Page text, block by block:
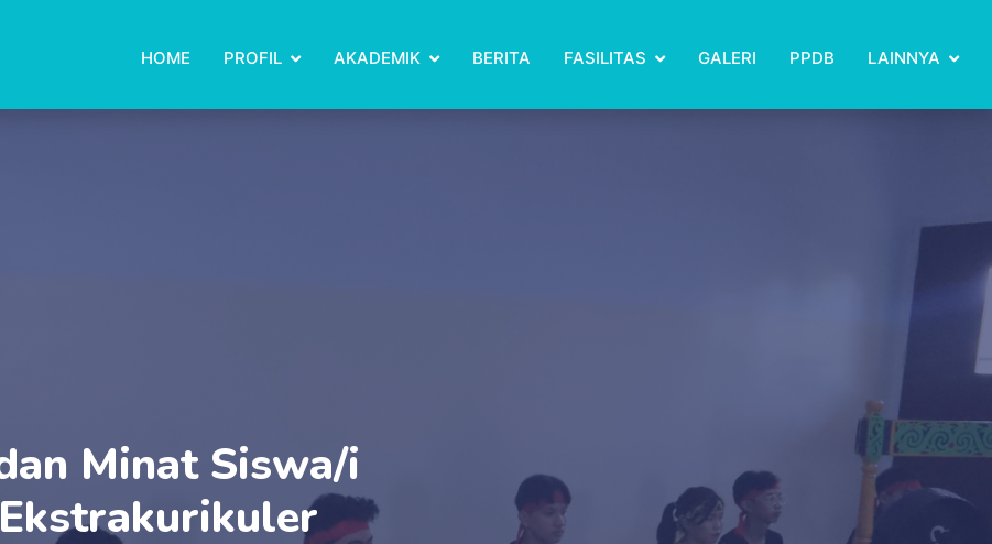
HOME PROFIL AKADEMIK BERITA FASILITAS GALERI PPDB LAINNYA
SOSIAL DAN MORAL